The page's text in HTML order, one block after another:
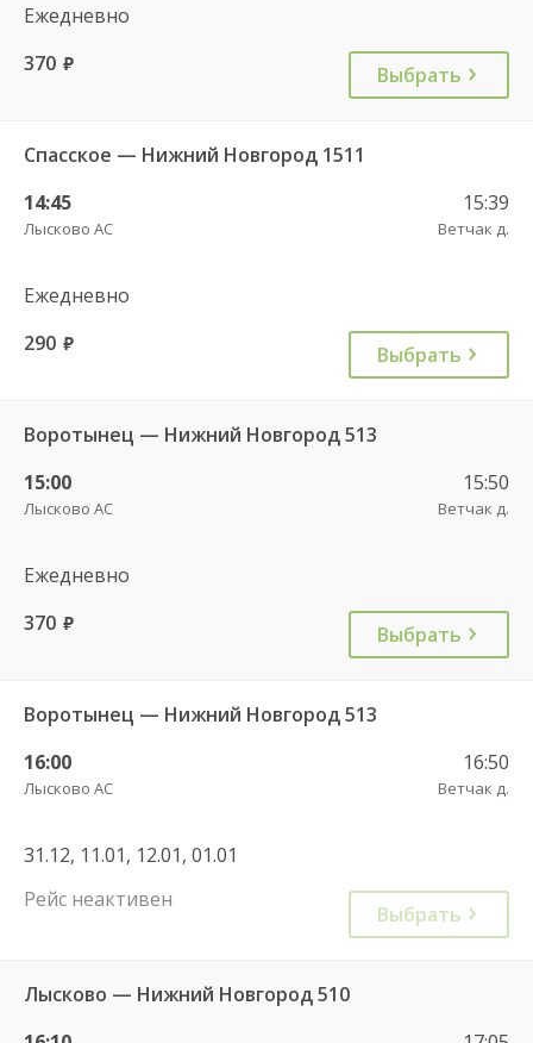
Ежедневно
370 руб. Выбрать
Спасское — Нижний Новгород 1511
14:45
Лысково АС
15:39
Ветчак д.
Ежедневно
290 руб. Выбрать
Воротынец — Нижний Новгород 513
15:00
Лысково АС
15:50
Ветчак д.
Ежедневно
370 руб. Выбрать
Воротынец — Нижний Новгород 513
16:00
Лысково АС
16:50
Ветчак д.
31.12, 11.01, 12.01, 01.01
Рейс неактивен
Выбрать
Лысково — Нижний Новгород 510